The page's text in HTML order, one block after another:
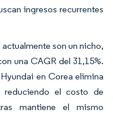
ingresos recurrentes
son un nicho,
una CAGR del 31,15%.
en Corea elimina
el costo de
mantiene el mismo